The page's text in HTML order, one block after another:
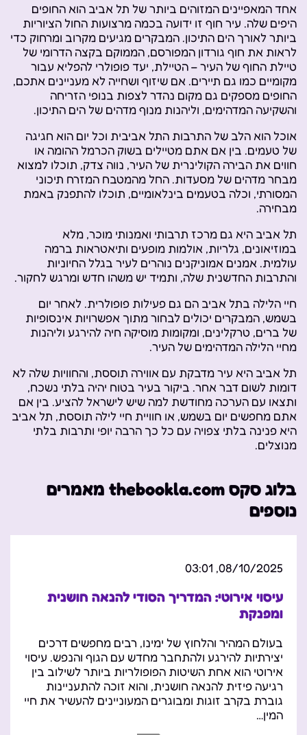
אחד המאפיינים המזוהים ביותר של תל אביב הוא החופים
היפים שלה. עיר חוף זו ידועה בכמה מרצועות החול הציוריות
ביותר לאורך הים התיכון. המבקרים מגיעים מקרוב ומרחוק כדי
לראות את חוף גורדון המפורסם, הממוקם בקצה הדרומי של
טיילת החוף של העיר – הטיילת, יעד פופולרי להפליא עבור
מקומיים כמו גם תיירים. אם שיזוף ושחייה לא מעניינים אתכם,
החופים מספקים גם מקום נהדר לצפות בנופי הזריחה
והשקיעה המדהימים, וליהנות מנוף מדהים של הים התיכון.
אוכל הוא הלב של התרבות התל אביבית וכל יום הוא חגיגה
של טעמים. בין אם אתם מטיילים בשוק הכרמל ההומה או
חווים את הבירה הקולינרית של העיר, נווה צדק, תוכלו למצוא
מבחר מדהים של מסעדות. החל מהמטבח המזרח תיכוני
המסורתי, וכלה בטעמים בינלאומיים, תוכלו להתפנק באמת
מבחירה.
תל אביב היא גם מרכז תרבותי ואמנותי מוכר, מלא
במוזיאונים, גלריות, אולמות מופעים ותיאטראות ברמה
עולמית. אמנים אמוניקנים נוהרים לעיר בגלל החיוניות
והתרבות החדשנית שלה, ותמיד יש משהו חדש ומרגש לחקור.
חיי הלילה בתל אביב הם גם פעילות פופולרית. לאחר יום
בשמש, המבקרים יכולים לבחור מתוך אפשרויות אינסופיות
של ברים, טרקלינים, ומקומות מוסיקה חיה להירגע וליהנות
מחיי הלילה המדהימים של העיר.
תל אביב היא עיר מדבקת עם אווירה תוססת, והחוויות שלה לא
דומות לשום דבר אחר. ביקור בעיר בטוח יהיה בלתי נשכח,
ותצאו עם הערכה מחודשת למה שיש לישראל להציע. בין אם
אתם מחפשים יום בשמש, או חוויית חיי לילה תוססת, תל אביב
היא פנינה בלתי צפויה עם כל כך הרבה יופי ותרבות בלתי
מנוצלים.
בלוג סקס thebookla.com מאמרים
נוספים
08/10/2025, 03:01
עיסוי אירוטי: המדריך הסודי להנאה חושנית
ומפנקת
בעולם המהיר והלחוץ של ימינו, רבים מחפשים דרכים
יצירתיות להירגע ולהתחבר מחדש עם הגוף והנפש. עיסוי
אירוטי הוא אחת השיטות הפופולריות ביותר לשילוב בין
רגיעה פיזית להנאה חושנית, והוא זוכה להתעניינות
גוברת בקרב זוגות ומבוגרים המעוניינים להעשיר את חיי
המין…